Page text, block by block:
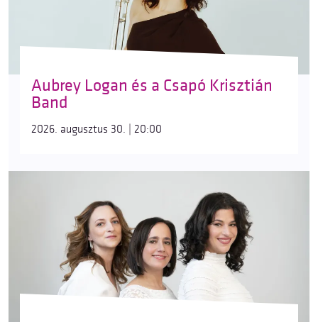
Aubrey Logan és a Csapó Krisztián
Band
2026. augusztus 30. | 20:00